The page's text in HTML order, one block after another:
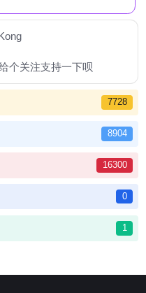
给个关注支持一下呗
7728
8904
16300
0
1